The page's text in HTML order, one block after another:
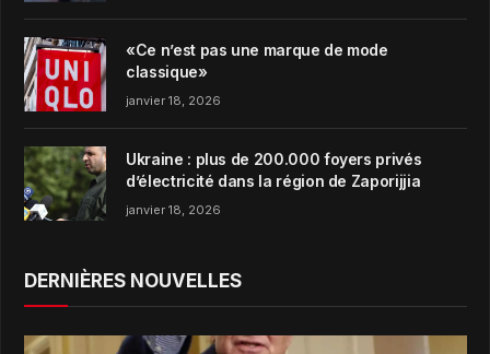
«Ce n’est pas une marque de mode
classique»
janvier 18, 2026
Ukraine : plus de 200.000 foyers privés
d’électricité dans la région de Zaporijjia
janvier 18, 2026
DERNIÈRES NOUVELLES